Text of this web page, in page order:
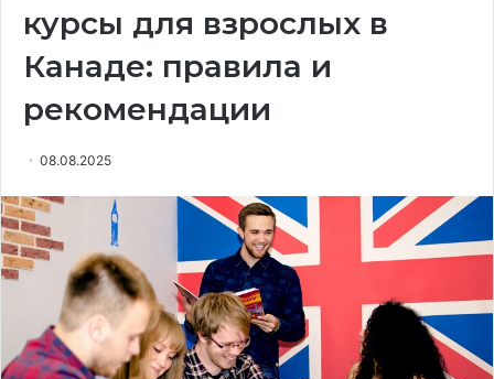
курсы для взрослых в
Канаде: правила и
рекомендации
08.08.2025